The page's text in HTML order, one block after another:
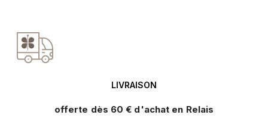
LIVRAISON
offerte dès 60 € d'achat en Relais